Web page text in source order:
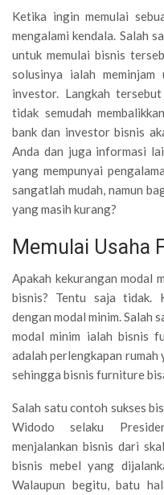
Ketika ingin memulai
mengalami kendala. Salah
untuk memulai bisnis
solusinya ialah
investor. Langkah
tidak semudah
bank dan investor bisnis
Anda dan juga informasi
yang mempunyai
sangatlah mudah, namun
yang masih kurang?
Memulai Usaha
Apakah kekurangan modal
bisnis? Tentu saja tidak.
dengan modal minim. Salah
modal minim ialah bisnis
adalah perlengkapan
sehingga bisnis furniture
Salah satu contoh sukses
Widodo selaku
menjalankan bisnis dari
bisnis mebel yang
Walaupun begitu, batu